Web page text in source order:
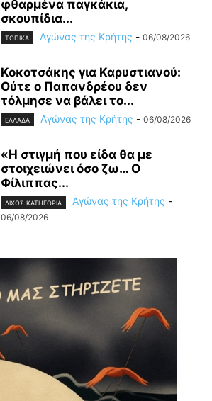
φθαρμένα παγκάκια,
σκουπίδια...
ΤΟΠΙΚΑ Αγώνας της Κρήτης - 06/08/2026
Κοκοτσάκης για Καρυστιανού:
Ούτε ο Παπανδρέου δεν
τόλμησε να βάλει το...
ΕΛΛΑΔΑ Αγώνας της Κρήτης - 06/08/2026
«Η στιγμή που είδα θα με
στοιχειώνει όσο ζω… Ο
Φίλιππας...
ΔΙΧΩΣ ΚΑΤΗΓΟΡΙΑ Αγώνας της Κρήτης -
06/08/2026